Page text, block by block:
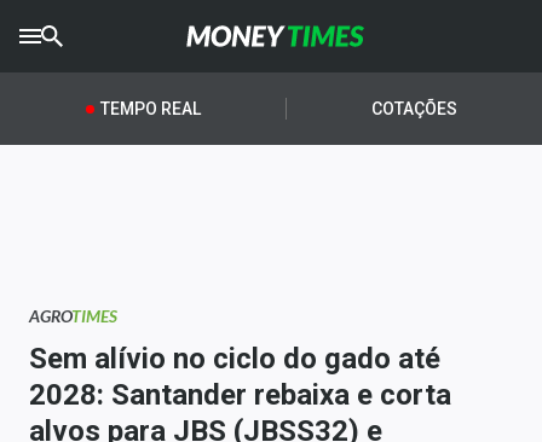
CRYPTOTIMES
AGROTIMES
Newsletters
Money Trader
Anuncie
TEMPO REAL COTAÇÕES
AGROTIMES
Sem alívio no ciclo do gado até
2028: Santander rebaixa e corta
alvos para JBS (JBSS32) e